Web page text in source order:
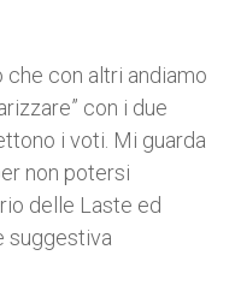
con altri andiamo
con i due
i voti. Mi guarda
non potersi
delle Laste ed
suggestiva